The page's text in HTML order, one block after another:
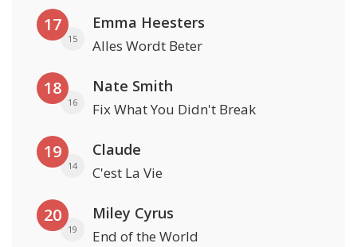
17
15
Emma Heesters
Alles Wordt Beter
18
16
Nate Smith
Fix What You Didn't Break
19
14
Claude
C'est La Vie
20
19
Miley Cyrus
End of the World